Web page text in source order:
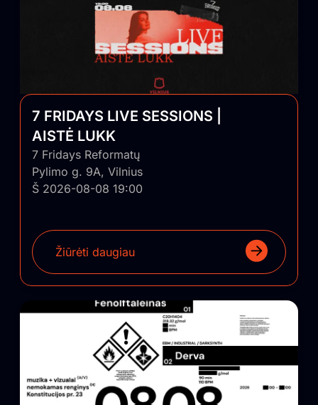
7 FRIDAYS LIVE SESSIONS |
AISTĖ LUKK
7 Fridays Reformatų
Pylimo g. 9A, Vilnius
Š 2026-08-08 19:00
Žiūrėti daugiau